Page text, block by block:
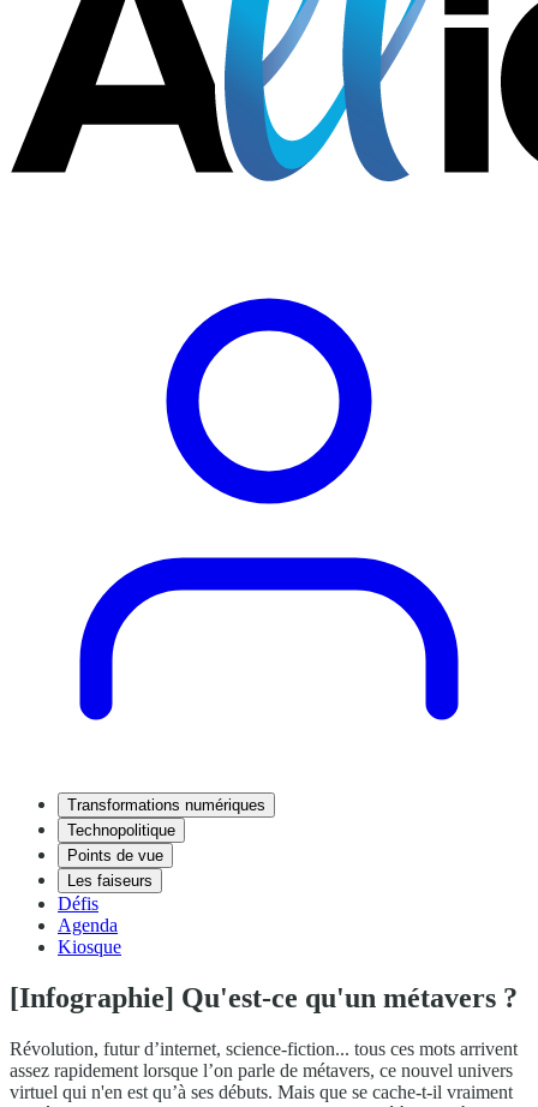
Transformations numériques
Technopolitique
Points de vue
Les faiseurs
Défis
Agenda
Kiosque
[Infographie] Qu'est-ce qu'un métavers ?
Révolution, futur d’internet, science-fiction... tous ces mots arrivent
assez rapidement lorsque l’on parle de métavers, ce nouvel univers
virtuel qui n'en est qu’à ses débuts. Mais que se cache-t-il vraiment